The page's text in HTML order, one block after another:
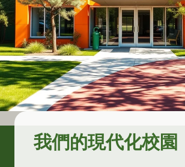
我們的現代化校園